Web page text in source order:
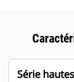
Série